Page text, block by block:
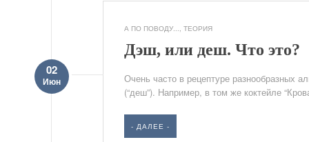
А ПО ПОВОДУ..., ТЕОРИЯ
Дэш, или деш. Что это?
02
Июн
Очень часто в рецептуре разнообразных
(“деш”). Например, в том же коктейле
- ДАЛЕЕ -